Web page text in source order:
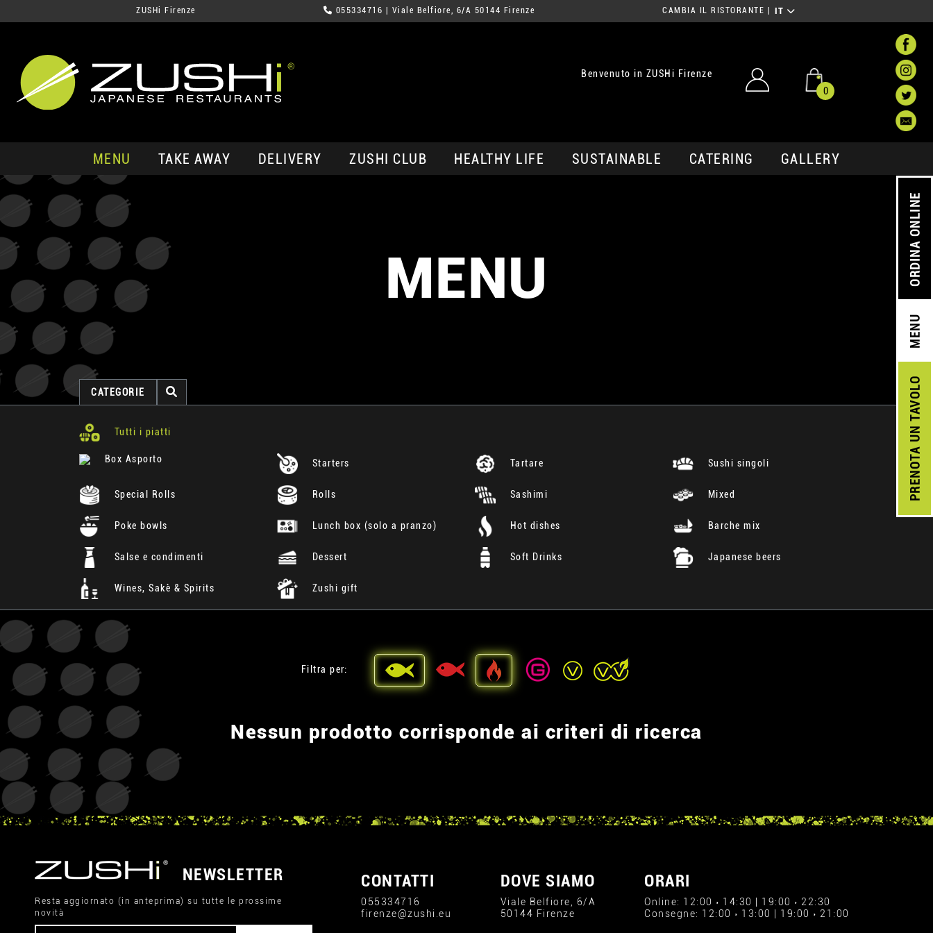
ZUSHi Firenze 055334716 | Viale Belfiore, 6/A 50144 Firenze CAMBIA IL RISTORANTE IT
Benvenuto in ZUSHi Firenze
0
MENU TAKE AWAY DELIVERY ZUSHI CLUB HEALTHY LIFE SUSTAINABLE CATERING GALLERY
PRENOTA
UN TAVOLO
MENU
ORDINA ONLINE
MENU
CATEGORIE
Tutti i piatti
Box Asporto Starters Tartare Sushi singoli
Special Rolls Rolls Sashimi Mixed
Poke bowls Lunch box (solo a pranzo) Hot dishes Barche mix
Salse e condimenti Dessert Soft Drinks Japanese beers
Wines, Sakè & Spirits Zushi gift
Filtra per:
Nessun prodotto corrisponde ai criteri di ricerca
NEWSLETTER
Resta aggiornato (in anteprima) su tutte le prossime
novità
CONTATTI
055334716
firenze@zushi.eu
DOVE SIAMO
Viale Belfiore, 6/A
50144 Firenze
ORARI
Online: 12:00 › 14:30 | 19:00 › 22:30
Consegne: 12:00 › 13:00 | 19:00 › 21:00